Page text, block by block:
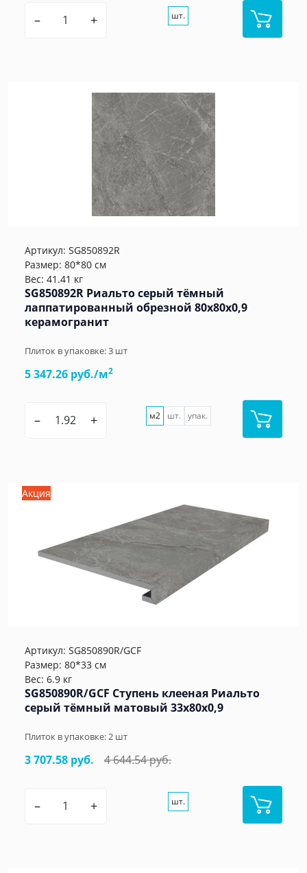
– + шт.
Артикул: SG850892R
Размер: 80*80 см
Вес: 41.41 кг
SG850892R Риальто серый тёмный
лаппатированный обрезной 80x80x0,9
керамогранит
Плиток в упаковке:3 шт
5 347.26 руб./м2
– + м2 шт. упак.
Акция
Артикул: SG850890R/GCF
Размер: 80*33 см
Вес: 6.9 кг
SG850890R/GCF Ступень клееная Риальто
серый тёмный матовый 33x80x0,9
Плиток в упаковке:2 шт
3 707.58 руб. 4 644.54 руб.
– + шт.